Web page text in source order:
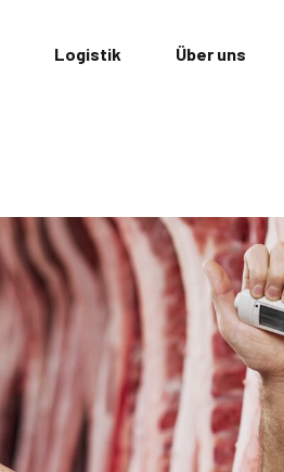
Logistik Über uns